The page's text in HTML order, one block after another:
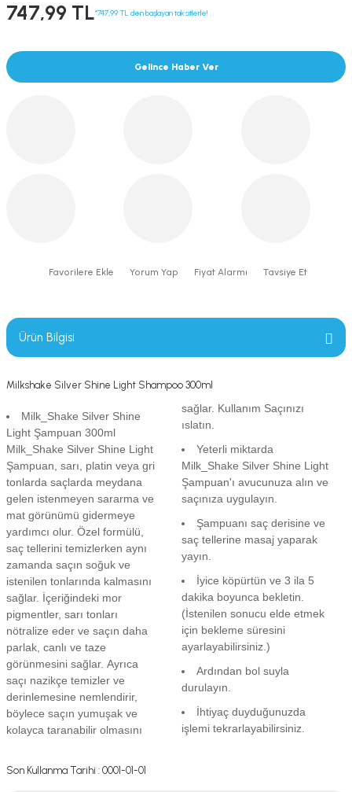
747,99 TL*747,99 TL den başlayan taksitlerle!
Gelince Haber Ver
Yorum Yap Fiyat Alarmı Tavsiye Et
Ürün Bilgisi
Milkshake Silver Shine Light Shampoo 300ml
Milk_Shake Silver Shine
Light Şampuan 300ml
Milk_Shake Silver Shine Light
Şampuan, sarı, platin veya gri
tonlarda saçlarda meydana
gelen istenmeyen sararma ve
mat görünümü gidermeye
yardımcı olur. Özel formülü,
saç tellerini temizlerken aynı
zamanda saçın soğuk ve
istenilen tonlarında kalmasını
sağlar. İçeriğindeki mor
pigmentler, sarı tonları
nötralize eder ve saçın daha
parlak, canlı ve taze
görünmesini sağlar. Ayrıca
saçı nazikçe temizler ve
derinlemesine nemlendirir,
böylece saçın yumuşak ve
kolayca taranabilir olmasını
sağlar. Kullanım Saçınızı
ıslatın.
Yeterli miktarda
Milk_Shake Silver Shine Light
Şampuan'ı avucunuza alın ve
saçınıza uygulayın.
Şampuanı saç derisine ve
saç tellerine masaj yaparak
yayın.
İyice köpürtün ve 3 ila 5
dakika boyunca bekletin.
(İstenilen sonucu elde etmek
için bekleme süresini
ayarlayabilirsiniz.)
Ardından bol suyla
durulayın.
İhtiyaç duyduğunuzda
işlemi tekrarlayabilirsiniz.
Son Kullanma Tarihi : 0001-01-01